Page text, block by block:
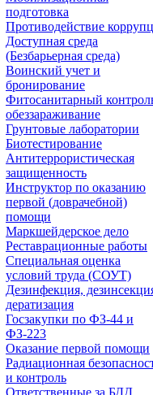
подготовка
Противодействие
Доступная среда
(Безбарьерная среда)
Воинский учет и
бронирование
Фитосанитарный
обеззараживание
Грунтовые лаборатории
Биотестирование
Антитеррористическая
защищенность
Инструктор по оказанию
первой (доврачебной)
помощи
Маркшейдерское дело
Реставрационные работы
Специальная оценка
условий труда (СОУТ)
Дезинфекция,
дератизация
Госзакупки по ФЗ-44 и
ФЗ-223
Оказание первой помощи
Радиационная
и контроль
Ответственные за БДД